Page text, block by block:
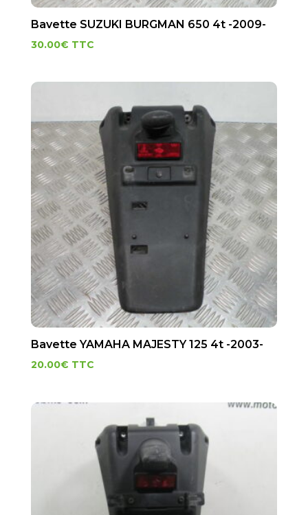
Bavette SUZUKI BURGMAN 650 4t -2009-
30.00€ TTC
Bavette YAMAHA MAJESTY 125 4t -2003-
20.00€ TTC